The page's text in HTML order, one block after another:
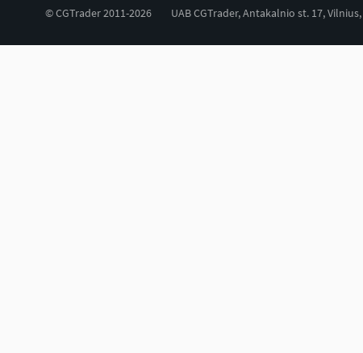
© CGTrader 2011-2026 UAB CGTrader, Antakalnio st. 17,